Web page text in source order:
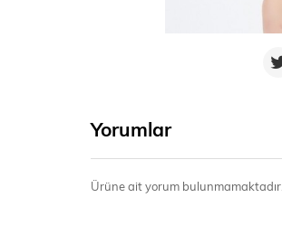
Yorumlar
Ürüne ait yorum bulunmamaktadır.